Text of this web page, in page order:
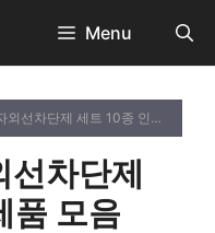
Menu
차단제 세트 10종 인기 제품 모음
선차단제
품 모음